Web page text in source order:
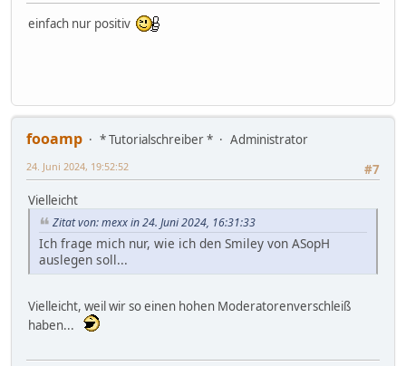
einfach nur positiv
fooamp * Tutorialschreiber *
Administrator
#7
24. Juni 2024, 19:52:52
Vielleicht
Zitat von: mexx in 24. Juni 2024, 16:31:33
Ich frage mich nur, wie ich den Smiley von ASopH
auslegen soll...
Vielleicht, weil wir so einen hohen Moderatorenverschleiß
haben...